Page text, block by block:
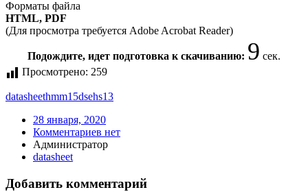
Форматы файла
HTML, PDF
(Для просмотра требуется Adobe Acrobat Reader)
Подождите, идет подготовка к скачиванию: 9 сек.
Просмотрено: 259
datasheethmm15dsehs13
28 января, 2020
Комментариев нет
Администратор
datasheet
Добавить комментарий